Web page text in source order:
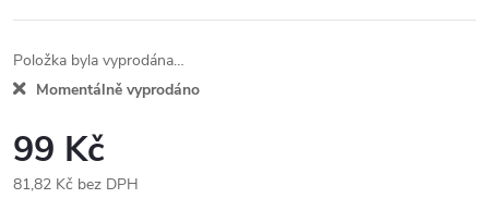
Položka byla vyprodána…
Momentálně vyprodáno
99 Kč
81,82 Kč bez DPH